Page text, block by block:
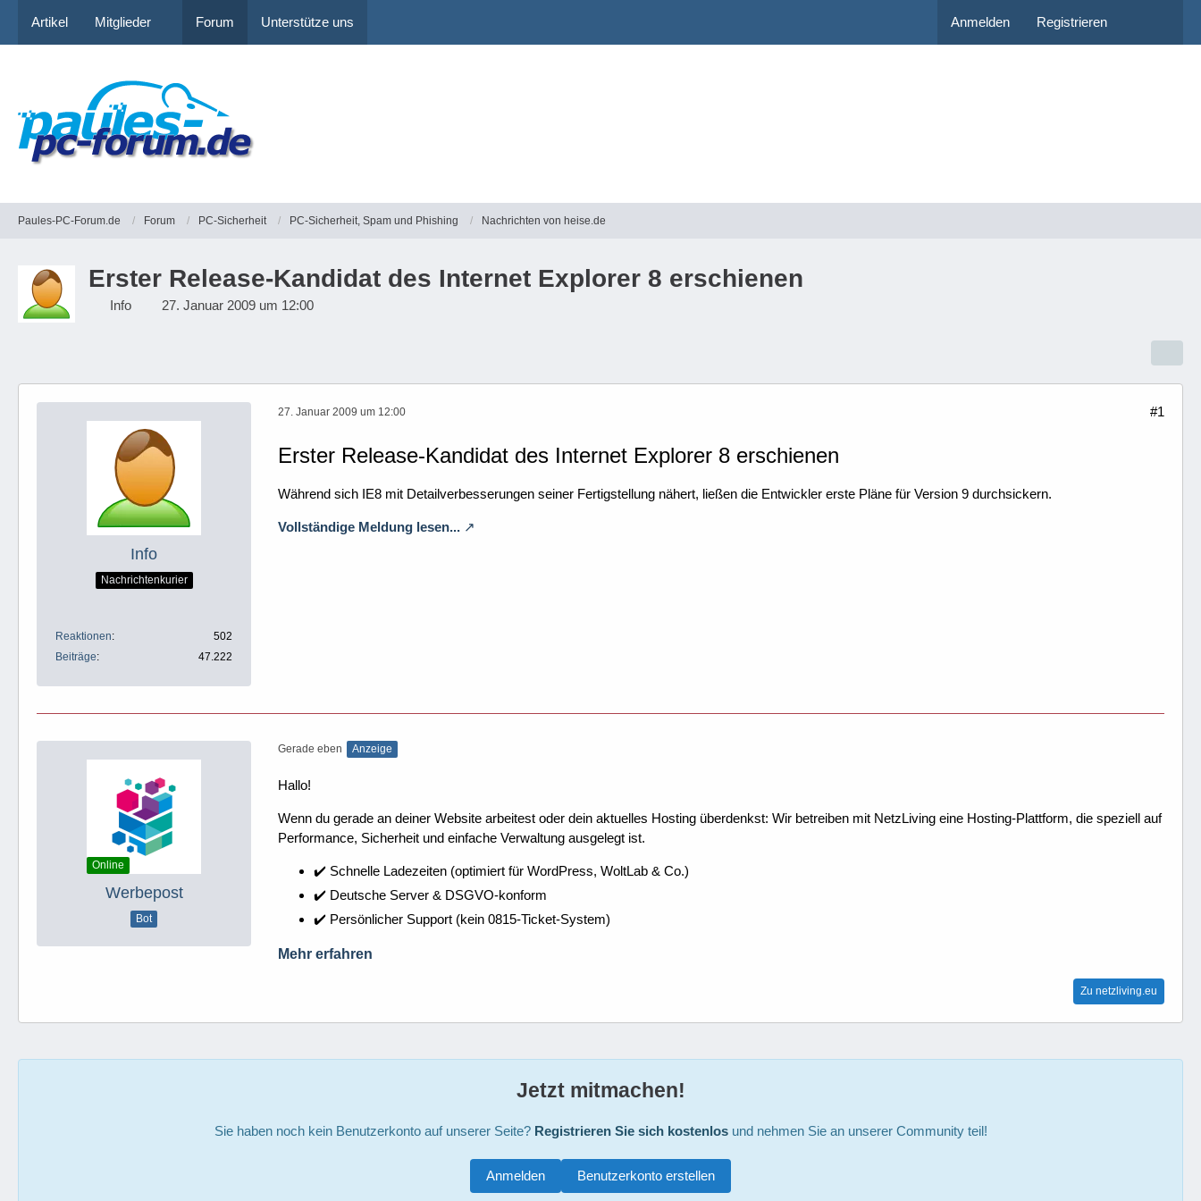
Artikel Mitglieder Forum Unterstütze uns Anmelden Registrieren
Paules-PC-Forum.de Forum PC-Sicherheit PC-Sicherheit, Spam und Phishing Nachrichten von heise.de
Erster Release-Kandidat des Internet Explorer 8 erschienen
Info 27. Januar 2009 um 12:00
Info
Nachrichtenkurier
Reaktionen
502
Beiträge
47.222
27. Januar 2009 um 12:00 #1
Erster Release-Kandidat des Internet Explorer 8 erschienen
Während sich IE8 mit Detailverbesserungen seiner Fertigstellung nähert, ließen die Entwickler erste Pläne für Version 9 durchsickern.
Vollständige Meldung lesen...
Online
Werbepost
Bot
Gerade eben Anzeige
Hallo!
Wenn du gerade an deiner Website arbeitest oder dein aktuelles Hosting überdenkst: Wir betreiben mit NetzLiving eine Hosting-Plattform, die speziell auf
Performance, Sicherheit und einfache Verwaltung ausgelegt ist.
✔️ Schnelle Ladezeiten (optimiert für WordPress, WoltLab & Co.)
✔️ Deutsche Server & DSGVO-konform
✔️ Persönlicher Support (kein 0815-Ticket-System)
Mehr erfahren
Zu netzliving.eu
Jetzt mitmachen!
Sie haben noch kein Benutzerkonto auf unserer Seite? Registrieren Sie sich kostenlosund nehmen Sie an unserer Community teil!
Benutzerkonto erstellen
Anmelden